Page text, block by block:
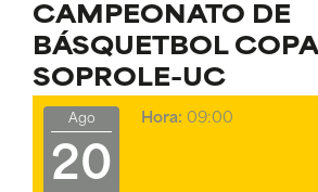
CAMPEONATO DE
BÁSQUETBOL COPA
SOPROLE-UC
Ago
20
Hora: 09:00